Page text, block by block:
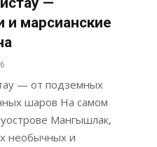
марсианские
— от подземных
шаров На самом
Мангышлак,
необычных и